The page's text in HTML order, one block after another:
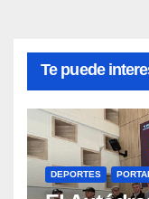
Te puede
DEPORTES